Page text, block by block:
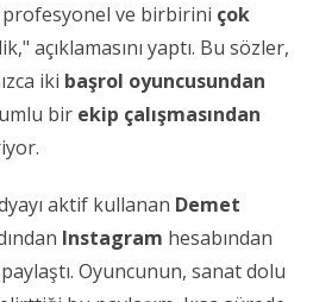
profesyonel ve birbirini çok
açıklamasını yaptı. Bu sözler,
iki başrol oyuncusundan
bir ekip çalışmasından
aktif kullanan Demet
Instagram hesabından
Oyuncunun, sanat dolu